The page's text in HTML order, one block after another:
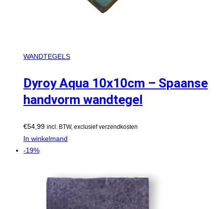
WANDTEGELS
Dyroy Aqua 10x10cm – Spaanse
handvorm wandtegel
€54,99 incl. BTW, exclusief verzendkosten
In winkelmand
-19%